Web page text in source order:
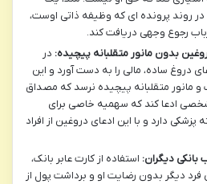
در روند پرونده ای که وظیفه ذاتی اوست،
رجوع وجهی دریافت کند.
بدون مانور متقلبانه پیچیده: در
دروغ ساده، مالی را به دست آورد و این
و مانور متقلبانه پیچیده نرسد که مصداق
شخصی ادعا کند که سهمیه خاصی برای
پزشکی دارد و با این ادعای دروغین از افراد
بانکی دیگران: استفاده از کارت عابر بانک،
فرد دیگر بدون رضایت او و برداشت پول از